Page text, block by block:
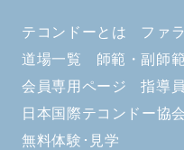
テコンドーとは ファ
道場一覧
師範・副師
会員専用ページ
指導
日本国際テコンドー協会
無料体験･見学